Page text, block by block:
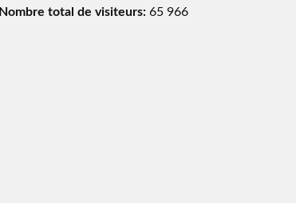
Nombre total de visiteurs: 65 966